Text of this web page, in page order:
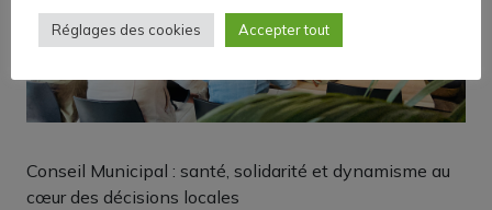
Conseil Municipal : santé, solidarité et dynamisme au
cœur des décisions locales
Réglages des cookies Accepter tout